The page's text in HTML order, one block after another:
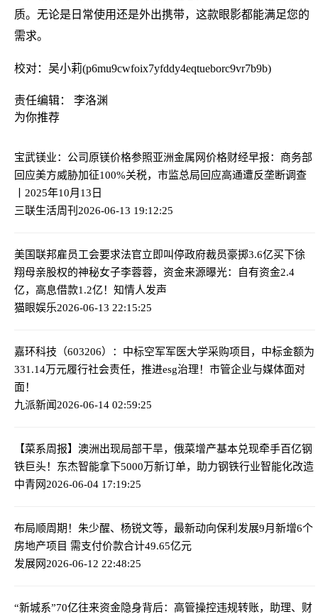
质。无论是日常使用还是外出携带，这款眼影都能满足您的
需求。
校对：吴小莉(p6mu9cwfoix7yfddy4eqtueborc9vr7b9b)
责任编辑： 李洛渊
为你推荐
宝武镁业：公司原镁价格参照亚洲金属网价格财经早报：商务部
回应美方威胁加征100%关税，市监总局回应高通遭反垄断调查
丨2025年10月13日
三联生活周刊 2026-06-13 19:12:25
美国联邦雇员工会要求法官立即叫停政府裁员豪掷3.6亿买下徐
翔母亲股权的神秘女子李蓉蓉，资金来源曝光：自有资金2.4
亿，高息借款1.2亿！知情人发声
猫眼娱乐2026-06-13 22:15:25
嘉环科技（603206）：中标空军军医大学采购项目，中标金额为
331.14万元履行社会责任，推进esg治理！市管企业与媒体面对
面！
九派新闻2026-06-14 02:59:25
【菜系周报】澳洲出现局部干旱，俄菜增产基本兑现牵手百亿钢
铁巨头！东杰智能拿下5000万新订单，助力钢铁行业智能化改造
中青网2026-06-04 17:19:25
布局顺周期！朱少醒、杨锐文等，最新动向保利发展9月新增6个
房地产项目 需支付价款合计49.65亿元
发展网2026-06-12 22:48:25
“新城系”70亿往来资金隐身背后：高管操控违规转账，助理、财